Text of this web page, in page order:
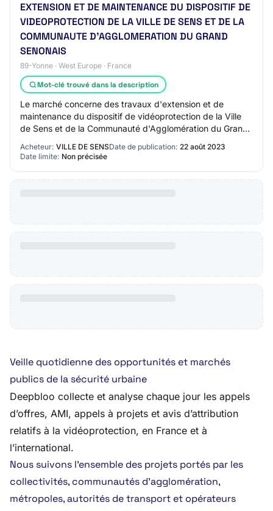
EXTENSION ET DE MAINTENANCE DU DISPOSITIF DE
VIDEOPROTECTION DE LA VILLE DE SENS ET DE LA
COMMUNAUTE D'AGGLOMERATION DU GRAND
SENONAIS
89-Yonne · West Europe · France
Mot-clé trouvé dans la description
Le marché concerne des travaux d'extension et de
maintenance du dispositif de vidéoprotection de la Ville
de Sens et de la Communauté d'Agglomération du Grand
Acheteur: VILLE DE SENSDate de publication: 22 août 2023
Date limite: Non précisée
Veille quotidienne des opportunités et marchés
publics de la sécurité urbaine
Deepbloo collecte et analyse chaque jour les appels
d’offres, AMI, appels à projets et avis d’attribution
relatifs à la vidéoprotection, en France et à
l’international.
Nous suivons l’ensemble des projets portés par les
collectivités, communautés d’agglomération,
métropoles, autorités de transport et opérateurs